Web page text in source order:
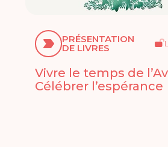
PRÉSENTATION
DE LIVRES
Vivre le temps de
Célébrer l’espérance